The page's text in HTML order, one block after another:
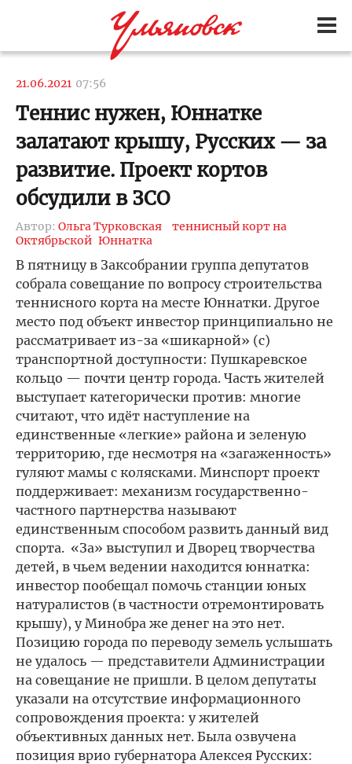
21.06.2021 07:56
Теннис нужен, Юннатке
залатают крышу, Русских — за
развитие. Проект кортов
обсудили в ЗСО
Автор: Ольга Турковская
теннисный корт на
Октябрьской Юннатка
В пятницу в Заксобрании группа депутатов
собрала совещание по вопросу строительства
теннисного корта на месте Юннатки. Другое
место под объект инвестор принципиально не
рассматривает из-за «шикарной» (с)
транспортной доступности: Пушкаревское
кольцо — почти центр города. Часть жителей
выступает категорически против: многие
считают, что идёт наступление на
единственные «легкие» района и зеленую
территорию, где несмотря на «загаженность»
гуляют мамы с колясками. Минспорт проект
поддерживает: механизм государственно-
частного партнерства называют
единственным способом развить данный вид
спорта. «За» выступил и Дворец творчества
детей, в чьем ведении находится юннатка:
инвестор пообещал помочь станции юных
натуралистов (в частности отремонтировать
крышу), у Минобра же денег на это нет.
Позицию города по переводу земель услышать
не удалось — представители Администрации
на совещание не пришли. В целом депутаты
указали на отсутствие информационного
сопровождения проекта: у жителей
объективных данных нет. Была озвучена
позиция врио губернатора Алексея Русских: